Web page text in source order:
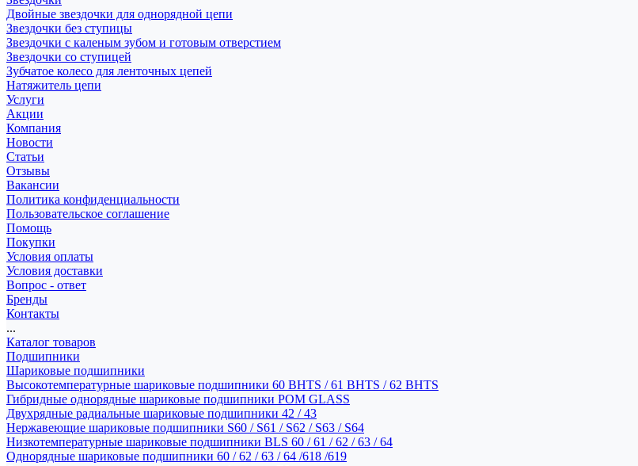
Двойные звездочки для однорядной цепи
Звездочки без ступицы
Звездочки с каленым зубом и готовым отверстием
Звездочки со ступицей
Зубчатое колесо для ленточных цепей
Натяжитель цепи
Услуги
Акции
Компания
Новости
Статьи
Отзывы
Вакансии
Политика конфиденциальности
Пользовательское соглашение
Помощь
Покупки
Условия оплаты
Условия доставки
Вопрос - ответ
Бренды
Контакты
...
Каталог товаров
Подшипники
Шариковые подшипники
Высокотемпературные шариковые подшипники 60 BHTS / 61 BHTS / 62 BHTS
Гибридные однорядные шариковые подшипники POM GLASS
Двухрядные радиальные шариковые подшипники 42 / 43
Нержавеющие шариковые подшипники S60 / S61 / S62 / S63 / S64
Низкотемпературные шариковые подшипники BLS 60 / 61 / 62 / 63 / 64
Однорядные шариковые подшипники 60 / 62 / 63 / 64 /618 /619